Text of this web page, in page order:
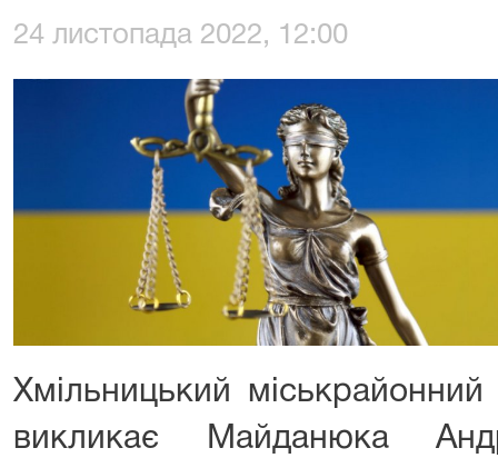
24 листопада 2022, 12:00
Хмільницький міськрайонний
викликає Майданюка